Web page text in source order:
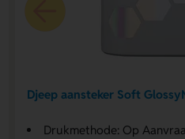
Djeep aansteker Soft
Drukmethode: Op